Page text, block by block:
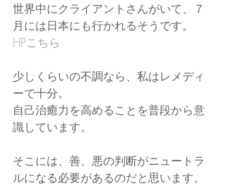
世界中にクライアントさんがいて、７
月には日本にも行かれるそうです。
HPこちら
少しくらいの不調なら、私はレメディ
ーで十分。
自己治癒力を高めることを普段から意
識しています。
そこには、善、悪の判断がニュートラ
ルになる必要があるのだと思います。